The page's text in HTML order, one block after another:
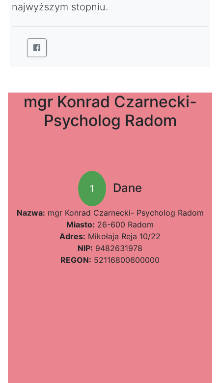
najwyższym stopniu.
mgr Konrad Czarnecki-
Psycholog Radom
1 Dane
Nazwa: mgr Konrad Czarnecki- Psycholog Radom
Miasto: 26-600 Radom
Adres: Mikołaja Reja 10/22
NIP: 9482631978
REGON: 52116800600000